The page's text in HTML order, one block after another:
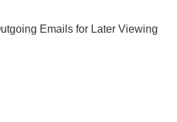
Emails for Later Viewing